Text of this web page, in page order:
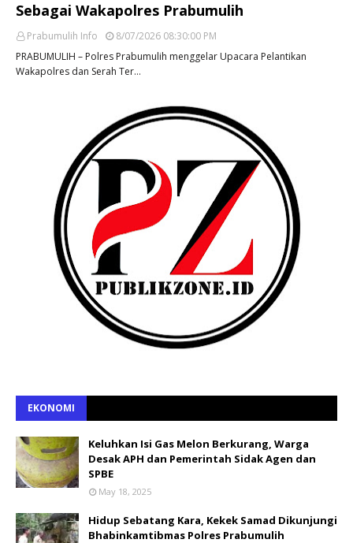
Sebagai Wakapolres Prabumulih
Prabumulih Info
8/07/2026 08:30:00 PM
PRABUMULIH – Polres Prabumulih menggelar Upacara Pelantikan
Wakapolres dan Serah Ter…
EKONOMI
Keluhkan Isi Gas Melon Berkurang, Warga
Desak APH dan Pemerintah Sidak Agen dan
SPBE
May 18, 2025
Hidup Sebatang Kara, Kekek Samad Dikunjungi
Bhabinkamtibmas Polres Prabumulih